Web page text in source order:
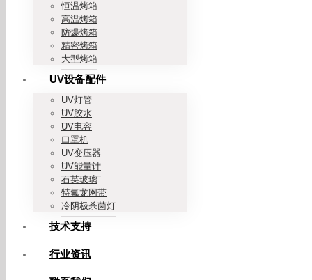
恒温烤箱
高温烤箱
防爆烤箱
精密烤箱
大型烤箱
UV设备配件
UV灯管
UV胶水
UV电容
口罩机
UV变压器
UV能量计
石英玻璃
特氟龙网带
冷阴极杀菌灯
技术支持
行业资讯